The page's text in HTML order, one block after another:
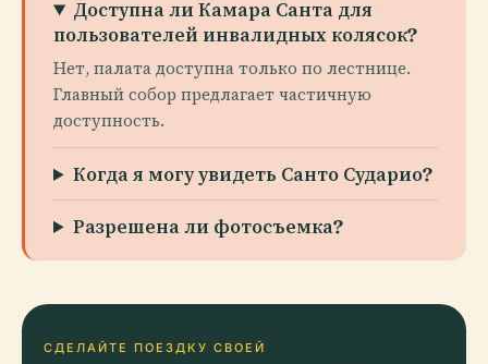
Доступна ли Камара Санта для
пользователей инвалидных колясок?
Нет, палата доступна только по лестнице.
Главный собор предлагает частичную
доступность.
Когда я могу увидеть Санто Сударио?
Разрешена ли фотосъемка?
СДЕЛАЙТЕ ПОЕЗДКУ СВОЕЙ